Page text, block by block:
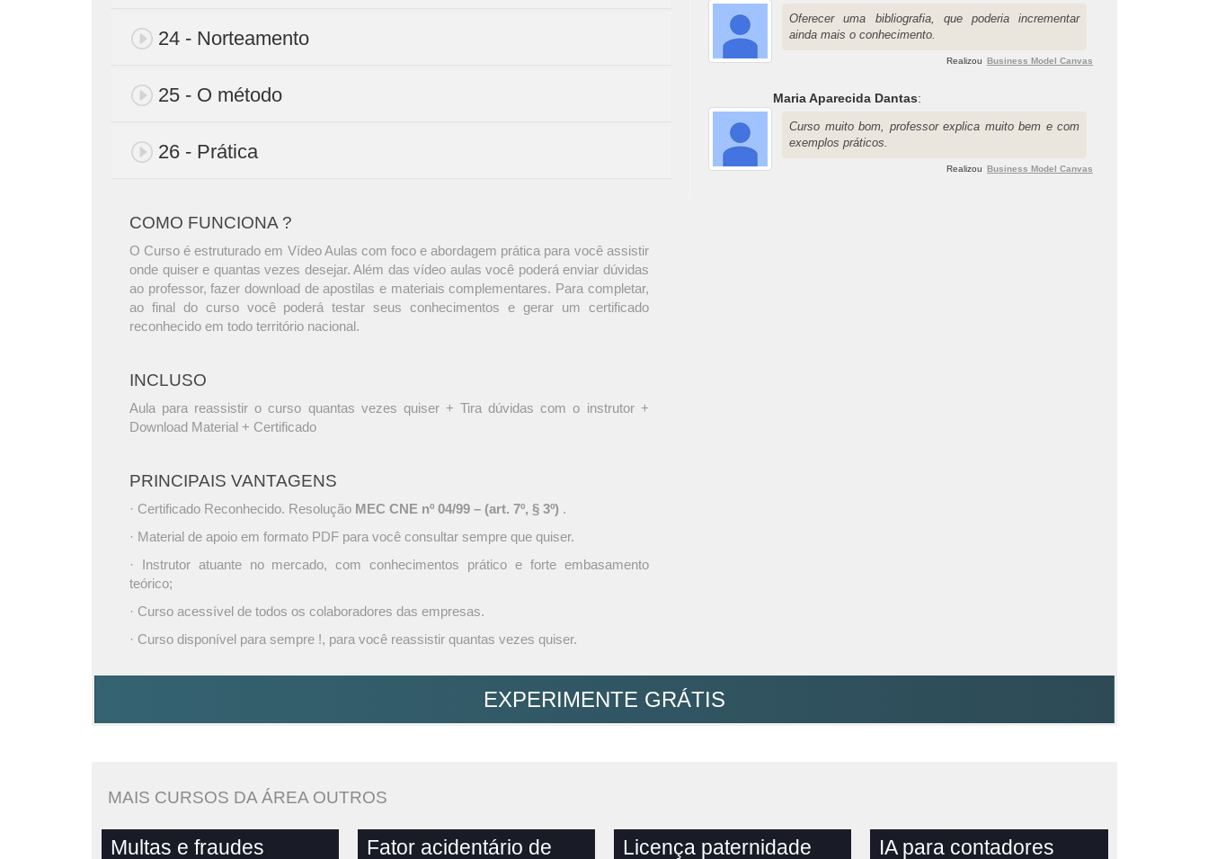
24 - Norteamento
25 - O método
26 - Prática
COMO FUNCIONA ?
O Curso é estruturado em Vídeo Aulas com foco e abordagem prática para você assistir
onde quiser e quantas vezes desejar. Além das vídeo aulas você poderá enviar dúvidas
ao professor, fazer download de apostilas e materiais complementares. Para completar,
ao final do curso você poderá testar seus conhecimentos e gerar um certificado
reconhecido em todo território nacional.
INCLUSO
Aula para reassistir o curso quantas vezes quiser + Tira dúvidas com o instrutor +
Download Material + Certificado
PRINCIPAIS VANTAGENS
· Certificado Reconhecido. Resolução MEC CNE nº 04/99 – (art. 7º, § 3º) .
· Material de apoio em formato PDF para você consultar sempre que quiser.
· Instrutor atuante no mercado, com conhecimentos prático e forte embasamento
teórico;
· Curso acessível de todos os colaboradores das empresas.
· Curso disponível para sempre !, para você reassistir quantas vezes quiser.
Oferecer uma bibliografia, que poderia incrementar
ainda mais o conhecimento.
Realizou Business Model Canvas
Maria Aparecida Dantas:
Curso muito bom, professor explica muito bem e com
exemplos práticos.
Realizou Business Model Canvas
EXPERIMENTE GRÁTIS
MAIS CURSOS DA ÁREA OUTROS
Multas e fraudes
Fator acidentário de
Licença paternidade IA para contadores